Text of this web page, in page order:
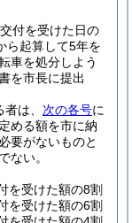
付を受けた日の
ら起算して5年を
車を処分しよう
を市長に提出
は、 次の各号に
める額を市に納
要がないものと
ない。
受けた額の8割
受けた額の6割